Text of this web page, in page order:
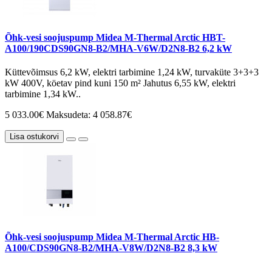
Õhk-vesi soojuspump Midea M-Thermal Arctic HBT-
A100/190CDS90GN8-B2/MHA-V6W/D2N8-B2 6,2 kW
Küttevõimsus 6,2 kW, elektri tarbimine 1,24 kW, turvaküte 3+3+3
kW 400V, köetav pind kuni 150 m² Jahutus 6,55 kW, elektri
tarbimine 1,34 kW..
5 033.00€ Maksudeta: 4 058.87€
Lisa ostukorvi
Õhk-vesi soojuspump Midea M-Thermal Arctic HB-
A100/CDS90GN8-B2/MHA-V8W/D2N8-B2 8,3 kW